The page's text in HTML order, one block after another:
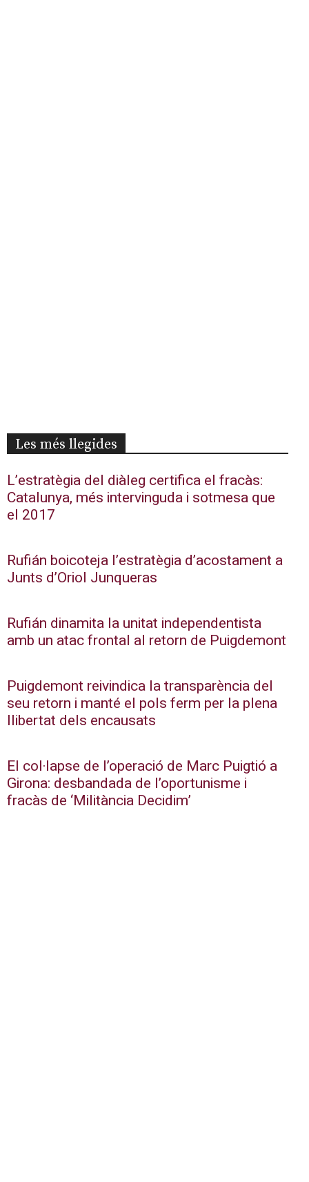
Les més llegides
L’estratègia del diàleg certifica el fracàs:
Catalunya, més intervinguda i sotmesa que
el 2017
Rufián boicoteja l’estratègia d’acostament a
Junts d’Oriol Junqueras
Rufián dinamita la unitat independentista
amb un atac frontal al retorn de Puigdemont
Puigdemont reivindica la transparència del
seu retorn i manté el pols ferm per la plena
llibertat dels encausats
El col·lapse de l’operació de Marc Puigtió a
Girona: desbandada de l’oportunisme i
fracàs de ‘Militància Decidim’